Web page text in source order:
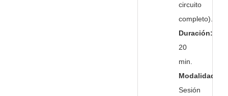
circuito
completo).
Duración:
20
min.
Modalidad:
Sesión